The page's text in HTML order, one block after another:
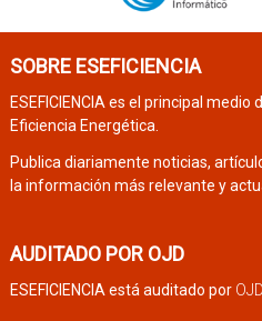
SOBRE ESEFICIENCIA
ESEFICIENCIA es el principal
Eficiencia Energética.
Publica diariamente noticias,
la información más relevante y
AUDITADO POR OJD
ESEFICIENCIA está auditado por